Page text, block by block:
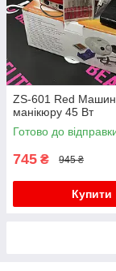
ZS-601 Red
манікюру 45 Вт
Готово до
745 ₴ 945 ₴
Купити